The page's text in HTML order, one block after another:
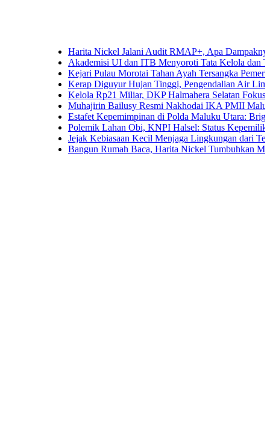
Harita Nickel Jalani Audit RMAP+, Apa Dampaknya untuk
Akademisi UI dan ITB Menyoroti Tata Kelola dan
Kejari Pulau Morotai Tahan Ayah Tersangka Pemerkosaan
Kerap Diguyur Hujan Tinggi, Pengendalian Air Limpasan
Kelola Rp21 Miliar, DKP Halmahera Selatan Fokuskan
Muhajirin Bailusy Resmi Nakhodai IKA PMII Malut,
Estafet Kepemimpinan di Polda Maluku Utara: Brigjen Pol.
Polemik Lahan Obi, KNPI Halsel: Status Kepemilikan Arifin
Jejak Kebiasaan Kecil Menjaga Lingkungan dari Ternate
Bangun Rumah Baca, Harita Nickel Tumbuhkan Minat